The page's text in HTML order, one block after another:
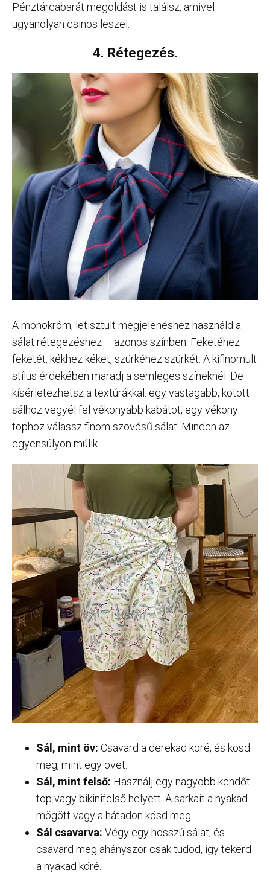
Pénztárcabarát megoldást is találsz, amivel
ugyanolyan csinos leszel.
4. Rétegezés.
A monokróm, letisztult megjelenéshez használd a
sálat rétegezéshez – azonos színben. Feketéhez
feketét, kékhez kéket, szürkéhez szürkét. A kifinomult
stílus érdekében maradj a semleges színeknél. De
kísérletezhetsz a textúrákkal: egy vastagabb, kötött
sálhoz vegyél fel vékonyabb kabátot, egy vékony
tophoz válassz finom szövésű sálat. Minden az
egyensúlyon múlik.
Sál, mint öv: Csavard a derekad köré, és kösd
meg, mint egy övet.
Sál, mint felső: Használj egy nagyobb kendőt
top vagy bikinifelső helyett. A sarkait a nyakad
mögött vagy a hátadon kösd meg.
Sál csavarva: Végy egy hosszú sálat, és
csavard meg ahányszor csak tudod, így tekerd
a nyakad köré.